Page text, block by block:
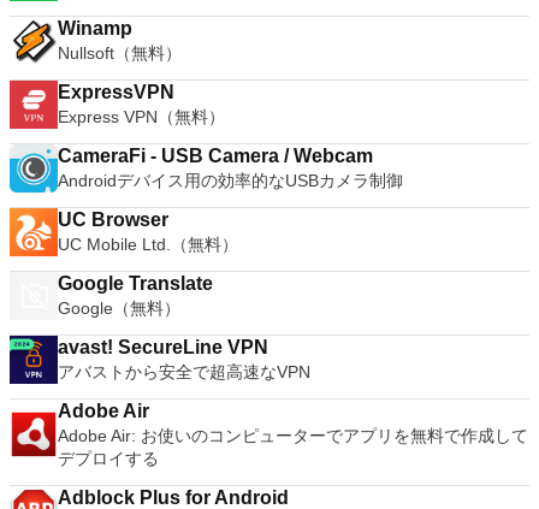
Winamp
Nullsoft（無料）
ExpressVPN
Express VPN（無料）
CameraFi - USB Camera / Webcam
Androidデバイス用の効率的なUSBカメラ制御
UC Browser
UC Mobile Ltd.（無料）
Google Translate
Google（無料）
avast! SecureLine VPN
アバストから安全で超高速なVPN
Adobe Air
Adobe Air: お使いのコンピューターでアプリを無料で作成して
デプロイする
Adblock Plus for Android